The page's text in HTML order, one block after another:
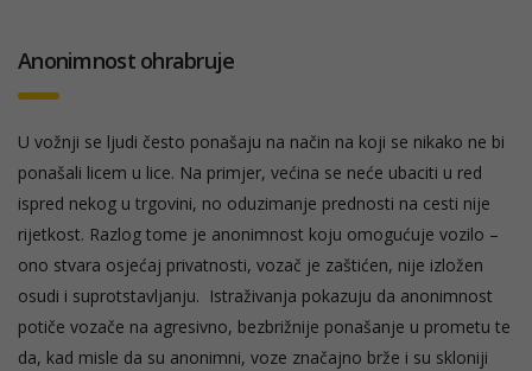
Anonimnost ohrabruje
U vožnji se ljudi često ponašaju na način na koji se nikako ne bi
ponašali licem u lice. Na primjer, većina se neće ubaciti u red
ispred nekog u trgovini, no oduzimanje prednosti na cesti nije
rijetkost. Razlog tome je anonimnost koju omogućuje vozilo –
ono stvara osjećaj privatnosti, vozač je zaštićen, nije izložen
osudi i suprotstavljanju. Istraživanja pokazuju da anonimnost
potiče vozače na agresivno, bezbrižnije ponašanje u prometu te
da, kad misle da su anonimni, voze značajno brže i su skloniji